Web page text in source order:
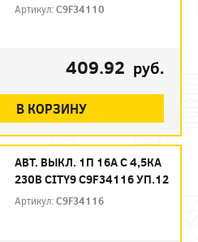
Артикул:C9F34110
409.92 руб.
В КОРЗИНУ
АВТ. ВЫКЛ. 1П 16А С 4,5КА
230В CITY9 C9F34116 УП.12
Артикул:C9F34116